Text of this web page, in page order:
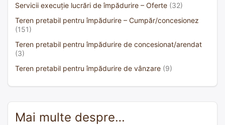
Servicii execuție lucrări de împădurire – Oferte (32)
Teren pretabil pentru împădurire – Cumpăr/concesionez
(151)
Teren pretabil pentru împădurire de concesionat/arendat
(3)
Teren pretabil pentru împădurire de vânzare (9)
Mai multe despre…